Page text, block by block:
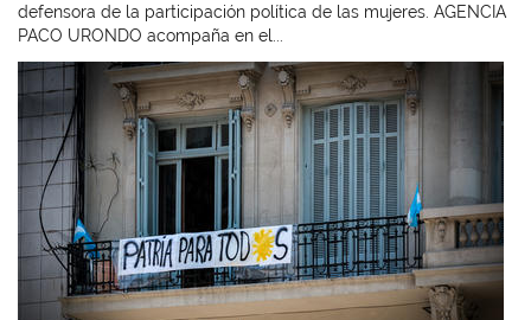
defensora de la participación política de las mujeres. AGENCIA
PACO URONDO acompaña en el...
Imagen